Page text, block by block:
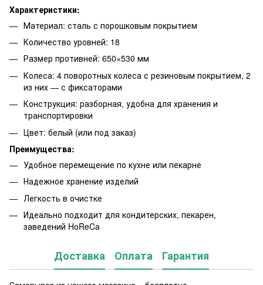
Характеристики:
Материал: сталь с порошковым покрытием
Количество уровней: 18
Размер противней: 650×530 мм
Колеса: 4 поворотных колеса с резиновым покрытием, 2
из них — с фиксаторами
Конструкция: разборная, удобна для хранения и
транспортировки
Цвет: белый (или под заказ)
Преимущества:
Удобное перемещение по кухне или пекарне
Надежное хранение изделий
Легкость в очистке
Идеально подходит для кондитерских, пекарен,
заведений HoReCa
Доставка Оплата Гарантия